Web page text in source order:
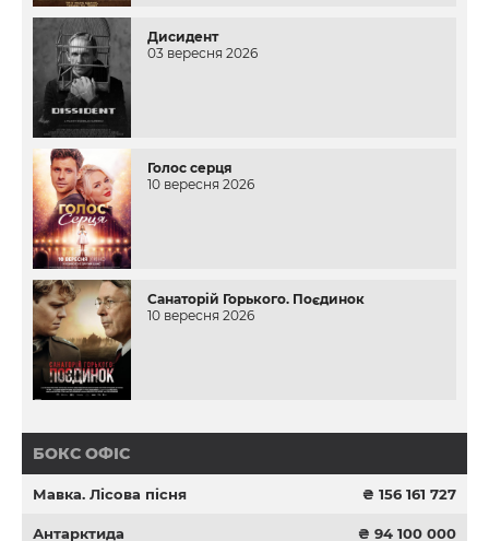
Дисидент
03 вересня 2026
Голос серця
10 вересня 2026
Санаторій Горького. Поєдинок
10 вересня 2026
БОКС ОФІС
Мавка. Лісова пісня ₴ 156 161 727
Антарктида ₴ 94 100 000